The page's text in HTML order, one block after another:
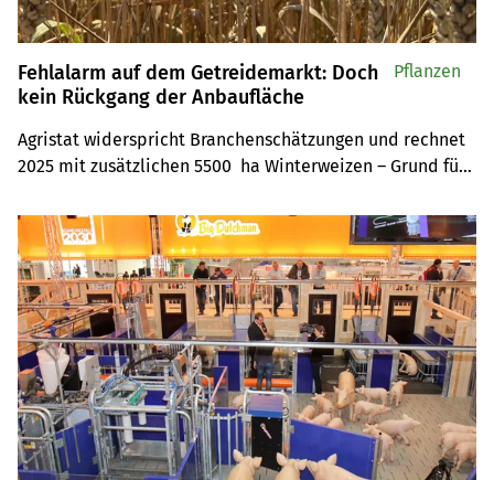
Fehlalarm auf dem Getreidemarkt: Doch
kein Rückgang der Anbaufläche
Agristat widerspricht Branchenschätzungen und rechnet
2025 mit zusätzlichen 5500  ha Winterweizen – Grund für
Pflanzen